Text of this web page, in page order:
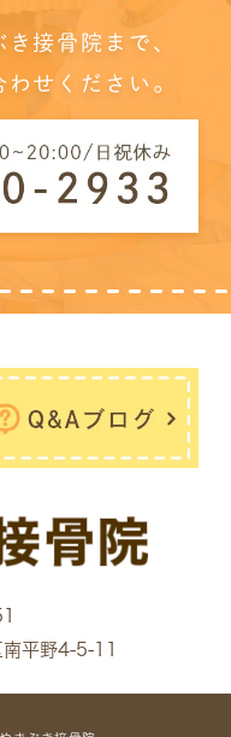
接骨院まで、
せください。
平野4-5-11